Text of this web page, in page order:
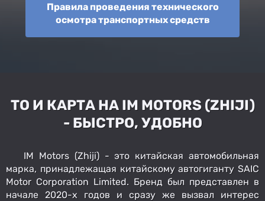
Правила проведения технического
осмотра транспортных средств
ТО И КАРТА НА IM MOTORS (ZHIJI)
- БЫСТРО, УДОБНО
IM Motors (Zhiji) - это китайская автомобильная
марка, принадлежащая китайскому автогиганту SAIC
Motor Corporation Limited. Бренд был представлен в
начале 2020-х годов и сразу же вызвал интерес